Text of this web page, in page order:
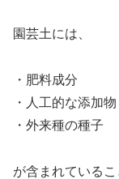
園芸土には、
・肥料成分
・人工的な添加物
・外来種の種子
が含まれているこ